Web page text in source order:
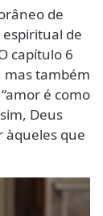
de
de
capítulo 6
também
é como
Deus
àqueles que